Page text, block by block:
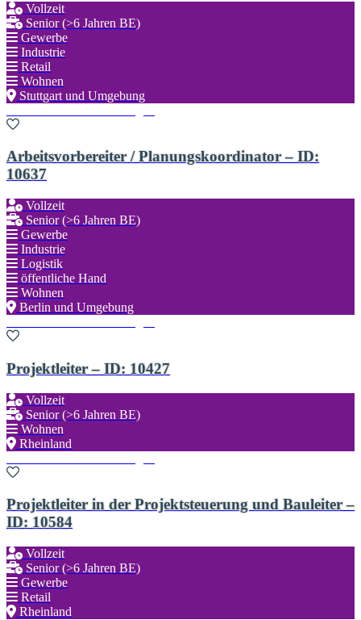
Vollzeit
Senior (>6 Jahren BE)
Gewerbe
Industrie
Retail
Wohnen
Stuttgart und Umgebung
Arbeitsvorbereiter / Planungskoordinator – ID:
10637
Vollzeit
Senior (>6 Jahren BE)
Gewerbe
Industrie
Logistik
öffentliche Hand
Wohnen
Berlin und Umgebung
Projektleiter – ID: 10427
Vollzeit
Senior (>6 Jahren BE)
Wohnen
Rheinland
Projektleiter in der Projektsteuerung und Bauleiter –
ID: 10584
Vollzeit
Senior (>6 Jahren BE)
Gewerbe
Retail
Rheinland